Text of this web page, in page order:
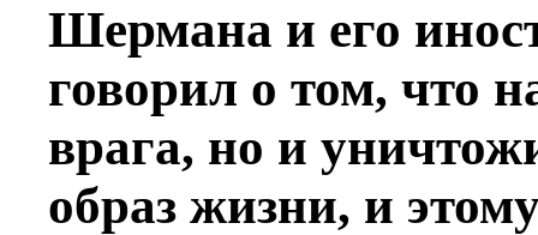
Шермана и его
говорил о том, что
врага, но и
образ жизни, и